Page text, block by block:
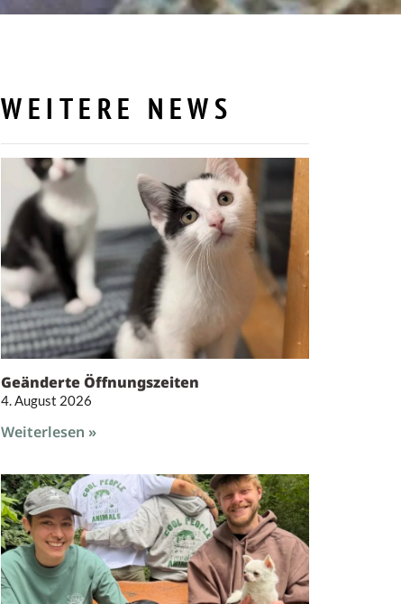
WEITERE NEWS
Geänderte Öffnungszeiten
4. August 2026
Weiterlesen »